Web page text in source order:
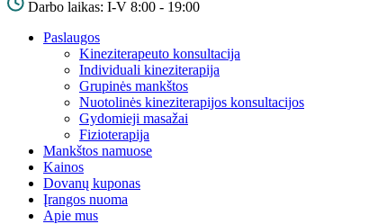
Darbo laikas: I-V 8:00 - 19:00
Paslaugos
Kineziterapeuto konsultacija
Individuali kineziterapija
Grupinės mankštos
Nuotolinės kineziterapijos konsultacijos
Gydomieji masažai
Fizioterapija
Mankštos namuose
Kainos
Dovanų kuponas
Įrangos nuoma
Apie mus